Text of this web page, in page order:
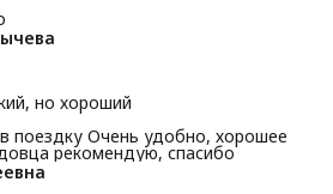
но хороший
поездку Очень удобно, хорошее
рекомендую, спасибо